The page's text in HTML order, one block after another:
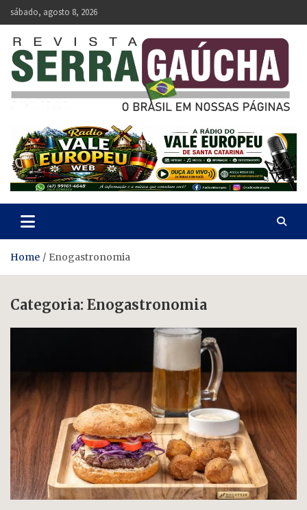
Skip
to
content
sábado, agosto 8, 2026
Revista Serra Gaúcha
Home Enogastronomia
Categoria: Enogastronomia